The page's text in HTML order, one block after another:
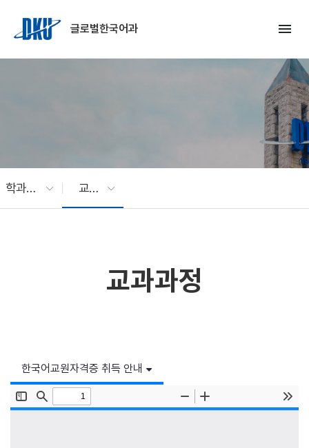
글로벌한국어과
menu
학과소개 교과과정
교과과정
한국어교원자격증 취득 안내